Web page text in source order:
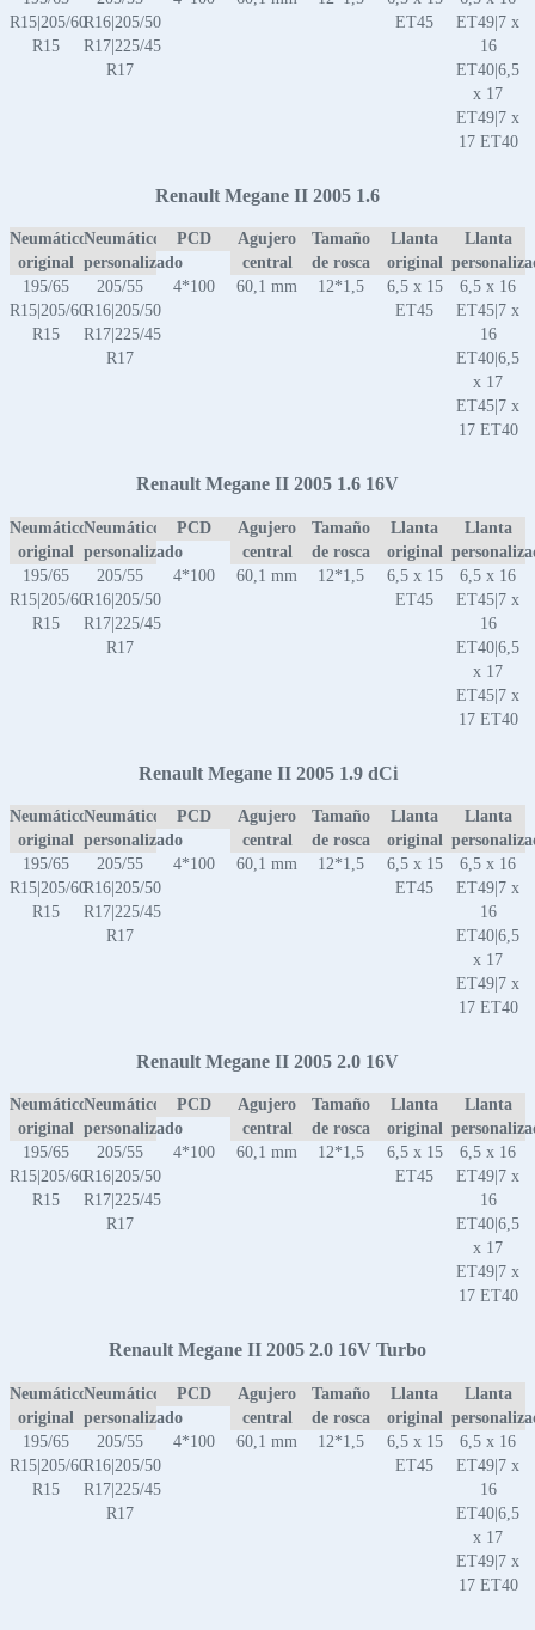
R15|205/60
R15
R16|205/50
R17|225/45
R17
ET45
ET49|7 x
16
ET40|6,5
x 17
ET49|7 x
17 ET40
Renault Megane II 2005 1.6
Neumático
original
Neumático
personalizado
PCD
Agujero
central
Tamaño
de rosca
Llanta
original
Llanta
195/65
R15|205/60
R15
205/55
R16|205/50
R17|225/45
R17
4*100 60,1 mm 12*1,5
6,5 x 15
ET45
6,5 x 16
ET45|7 x
16
ET40|6,5
x 17
ET45|7 x
17 ET40
Renault Megane II 2005 1.6 16V
Neumático
original
Neumático
personalizado
PCD
Agujero
central
Tamaño
de rosca
Llanta
original
Llanta
195/65
R15|205/60
R15
205/55
R16|205/50
R17|225/45
R17
4*100 60,1 mm 12*1,5
6,5 x 15
ET45
6,5 x 16
ET45|7 x
16
ET40|6,5
x 17
ET45|7 x
17 ET40
Renault Megane II 2005 1.9 dCi
Neumático
original
Neumático
personalizado
PCD
Agujero
central
Tamaño
de rosca
Llanta
original
Llanta
195/65
R15|205/60
R15
205/55
R16|205/50
R17|225/45
R17
4*100 60,1 mm 12*1,5
6,5 x 15
ET45
6,5 x 16
ET49|7 x
16
ET40|6,5
x 17
ET49|7 x
17 ET40
Renault Megane II 2005 2.0 16V
Neumático
original
Neumático
personalizado
PCD
Agujero
central
Tamaño
de rosca
Llanta
original
Llanta
195/65
R15|205/60
R15
205/55
R16|205/50
R17|225/45
R17
4*100 60,1 mm 12*1,5
6,5 x 15
ET45
6,5 x 16
ET49|7 x
16
ET40|6,5
x 17
ET49|7 x
17 ET40
Renault Megane II 2005 2.0 16V Turbo
Neumático
original
Neumático
personalizado
PCD
Agujero
central
Tamaño
de rosca
Llanta
original
Llanta
195/65
R15|205/60
R15
205/55
R16|205/50
R17|225/45
R17
4*100 60,1 mm 12*1,5
6,5 x 15
ET45
6,5 x 16
ET49|7 x
16
ET40|6,5
x 17
ET49|7 x
17 ET40